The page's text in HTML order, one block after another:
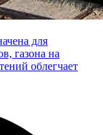
для
газона на
облегчает